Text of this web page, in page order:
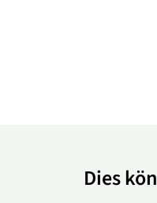
Dies